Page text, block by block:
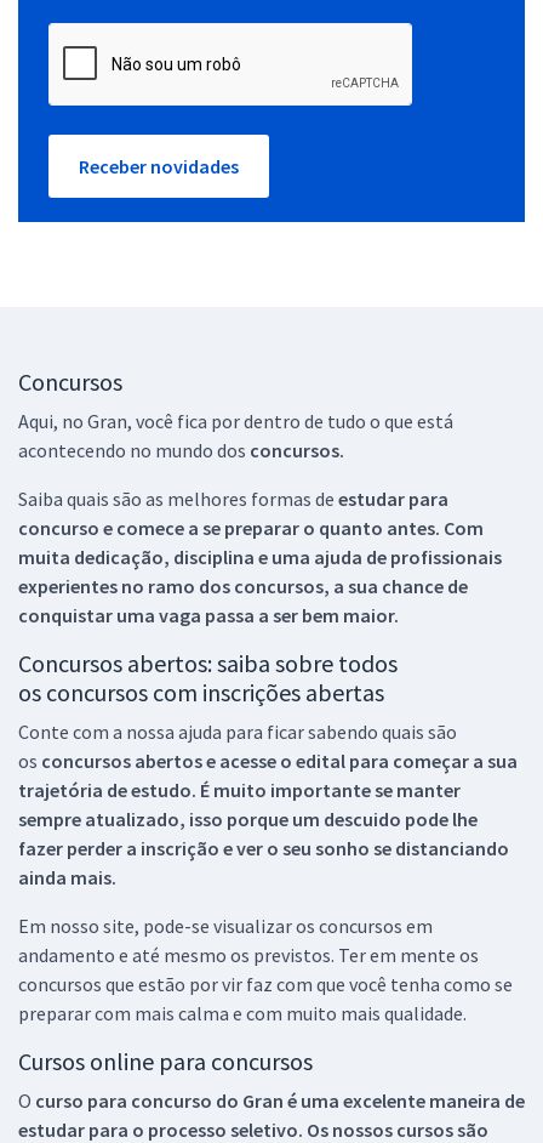
Receber novidades
Concursos
Aqui, no Gran, você fica por dentro de tudo o que está
acontecendo no mundo dos concursos.
Saiba quais são as melhores formas de estudar para
concurso e comece a se preparar o quanto antes. Com
muita dedicação, disciplina e uma ajuda de profissionais
experientes no ramo dos concursos, a sua chance de
conquistar uma vaga passa a ser bem maior.
Concursos abertos: saiba sobre todos
os concursos com inscrições abertas
Conte com a nossa ajuda para ficar sabendo quais são
os concursos abertos e acesse o edital para começar a sua
trajetória de estudo. É muito importante se manter
sempre atualizado, isso porque um descuido pode lhe
fazer perder a inscrição e ver o seu sonho se distanciando
ainda mais.
Em nosso site, pode-se visualizar os concursos em
andamento e até mesmo os previstos. Ter em mente os
concursos que estão por vir faz com que você tenha como se
preparar com mais calma e com muito mais qualidade.
Cursos online para concursos
O curso para concurso do Gran é uma excelente maneira de
estudar para o processo seletivo. Os nossos cursos são